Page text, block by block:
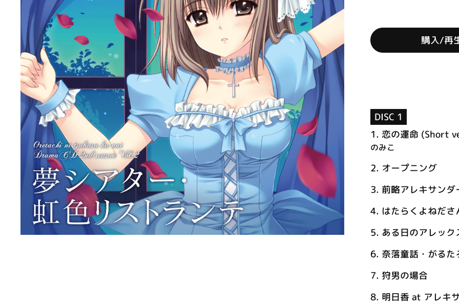
購入/再
DISC 1
1. 恋の運命 (Short
のみこ
2. オープニング
3. 前略アレキサンダ
4. はたらくよねださ
5. ある日のアレック
6. 奈落童話・がるた
7. 狩男の場合
8. 明日香 at アレキ